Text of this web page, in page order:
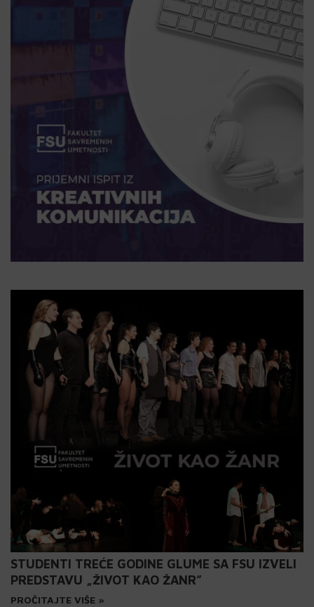
STUDENTI TREĆE GODINE GLUME SA FSU IZVELI
PREDSTAVU „ŽIVOT KAO ŽANR”
PROČITAJTE VIŠE »